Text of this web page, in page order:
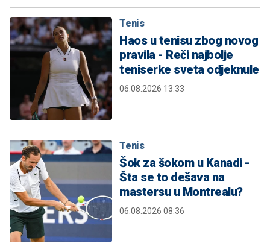
Tenis
Haos u tenisu zbog novog
pravila - Reči najbolje
teniserke sveta odjeknule
06.08.2026 13:33
Tenis
Šok za šokom u Kanadi -
Šta se to dešava na
mastersu u Montrealu?
06.08.2026 08:36